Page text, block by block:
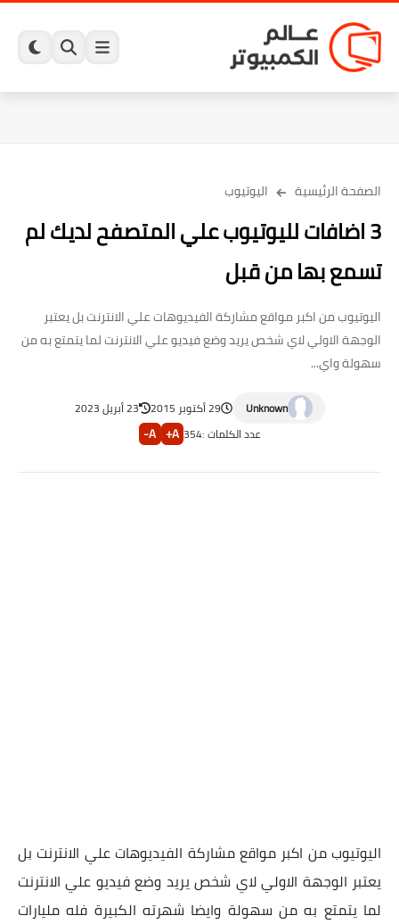
الصفحة الرئيسية اليوتيوب
3 اضافات لليوتيوب علي المتصفح لديك لم
تسمع بها من قبل
اليوتيوب من اكبر مواقع مشاركة الفيديوهات علي الانترنت بل يعتبر
الوجهة الاولي لاي شخص يريد وضع فيديو علي الانترنت لما يتمتع به من
سهولة واي...
Unknown 29 أكتوبر 2015
23 أبريل 2023
عدد الكلمات :354
A+
A-
اليوتيوب من اكبر مواقع مشاركة الفيديوهات علي الانترنت بل
يعتبر الوجهة الاولي لاي شخص يريد وضع فيديو علي الانترنت
لما يتمتع به من سهولة وايضا شهرته الكبيرة فله مليارات